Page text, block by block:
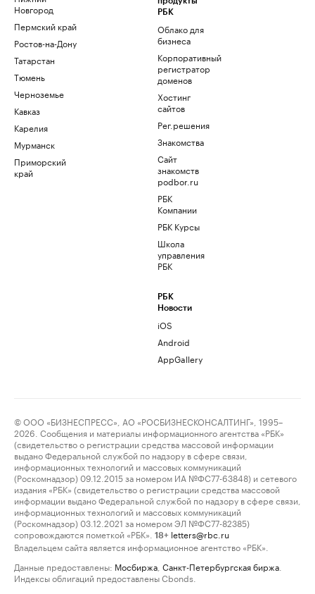
Новгород
Пермский край
Ростов-на-Дону
Татарстан
Тюмень
Черноземье
Кавказ
Карелия
Мурманск
Приморский
край
РБК
Облако для
бизнеса
Корпоративный
регистратор
доменов
Хостинг
сайтов
Рег.решения
Знакомства
Сайт
знакомств
podbor.ru
РБК
Компании
РБК Курсы
Школа
управления
РБК
РБК
Новости
iOS
Android
AppGallery
© ООО «БИЗНЕСПРЕСС», АО «РОСБИЗНЕСКОНСАЛТИНГ», 1995–
2026. Сообщения и материалы информационного агентства «РБК»
(свидетельство о регистрации средства массовой информации
выдано Федеральной службой по надзору в сфере связи,
информационных технологий и массовых коммуникаций
(Роскомнадзор) 09.12.2015 за номером ИА №ФС77-63848) и сетевого
издания «РБК» (свидетельство о регистрации средства массовой
информации выдано Федеральной службой по надзору в сфере связи,
информационных технологий и массовых коммуникаций
(Роскомнадзор) 03.12.2021 за номером ЭЛ №ФС77-82385)
сопровождаются пометкой «РБК».
18+ letters@rbc.ru
Владельцем сайта является информационное агентство «РБК».
Данные предоставлены: Мосбиржа Санкт-Петербургская биржа
Индексы облигаций предоставлены Cbonds.